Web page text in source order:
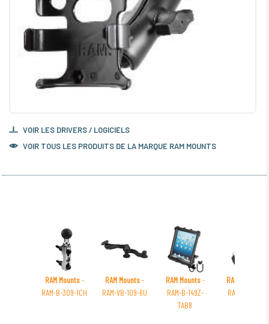
VOIR LES DRIVERS / LOGICIELS
VOIR TOUS LES PRODUITS DE LA MARQUE RAM MOUNTS
RAM Mounts-
RAM-B-309-1CH
RAM Mounts-
RAM-VB-109-6U
RAM Mounts-
RAM-B-149Z-
TAB8
RAM Mounts
RAM-B-231Z-